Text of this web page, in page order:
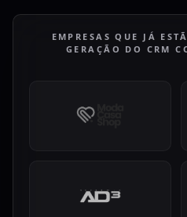
EMPRESAS QUE JÁ
GERAÇÃO DO CRM